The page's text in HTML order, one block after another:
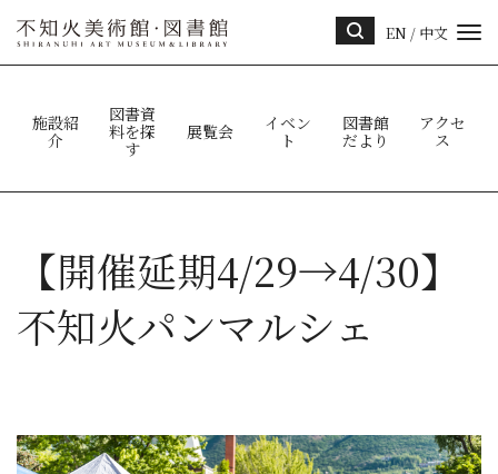
ト内
EN / 中文
施設紹
介
図書資
料を探
す
展覧会
イベン
ト
図書館
だより
アクセ
ス
【開催延期4/29→4/30】
不知火パンマルシェ